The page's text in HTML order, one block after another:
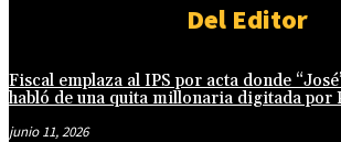
Del Editor
Fiscal emplaza al IPS por acta donde
habló de una quita millonaria digitada por
junio 11, 2026